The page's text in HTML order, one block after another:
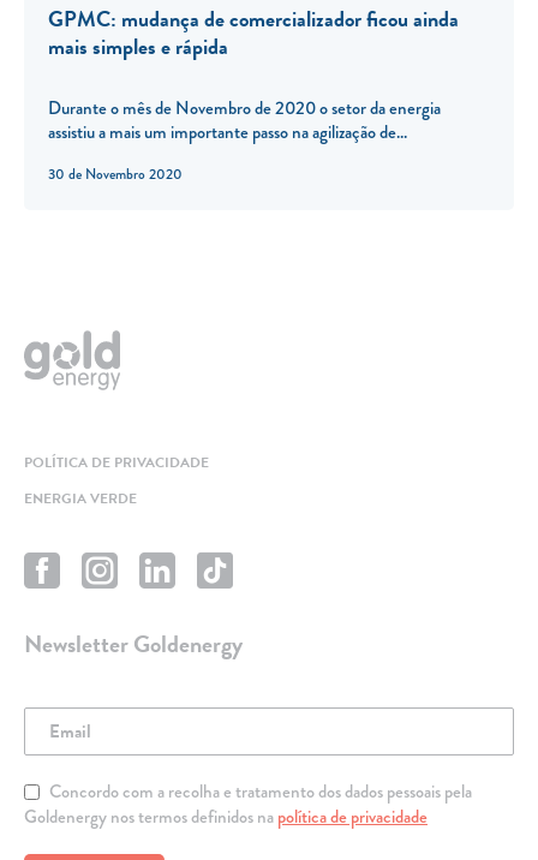
30 de Novembro 2020
GPMC: mudança de comercializador ficou ainda
mais simples e rápida
Durante o mês de Novembro de 2020 o setor da energia
assistiu a mais um importante passo na agilização de...
POLÍTICA DE PRIVACIDADE
ENERGIA VERDE
Newsletter Goldenergy
Concordo com a recolha e tratamento dos dados pessoais pela
Goldenergy nos termos definidos napolítica de privacidade